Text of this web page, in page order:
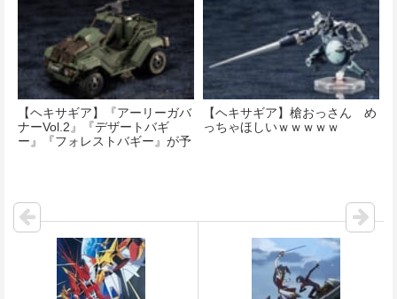
【ヘキサギア】『アーリーガバ
ナーVol.2』『デザートバギ
ー』『フォレストバギー』が予
【ヘキサギア】槍おっさん め
っちゃほしいｗｗｗｗｗ